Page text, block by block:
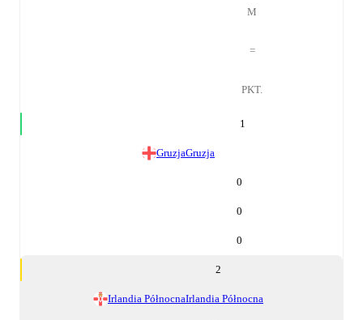
M
=
PKT.
1
GruzjaGruzja
0
0
0
2
Irlandia PółnocnaIrlandia Północna